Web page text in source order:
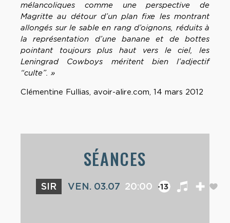
mélancoliques comme une perspective de
Magritte au détour d’un plan fixe les montrant
allongés sur le sable en rang d’oignons, réduits à
la représentation d’une banane et de bottes
pointant toujours plus haut vers le ciel, les
Leningrad Cowboys méritent bien l’adjectif
“culte”. »
Clémentine Fullias, avoir-alire.com, 14 mars 2012
SÉANCES
SIR VEN. 03.07 20:00